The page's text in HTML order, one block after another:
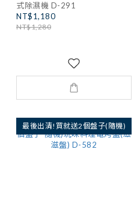
式除濕機 D-291
NT$1,180
NT$1,280
最後出清!買就送2個盤子(隨機)